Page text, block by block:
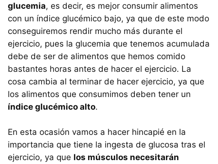
glucemia, es decir, es mejor consumir alimentos
con un índice glucémico bajo, ya que de este modo
conseguiremos rendir mucho más durante el
ejercicio, pues la glucemia que tenemos acumulada
debe de ser de alimentos que hemos comido
bastantes horas antes de hacer el ejercicio. La
cosa cambia al terminar de hacer ejercicio, ya que
los alimentos que consumimos deben tener un
índice glucémico alto.
En esta ocasión vamos a hacer hincapié en la
importancia que tiene la ingesta de glucosa tras el
ejercicio, ya que los músculos necesitarán